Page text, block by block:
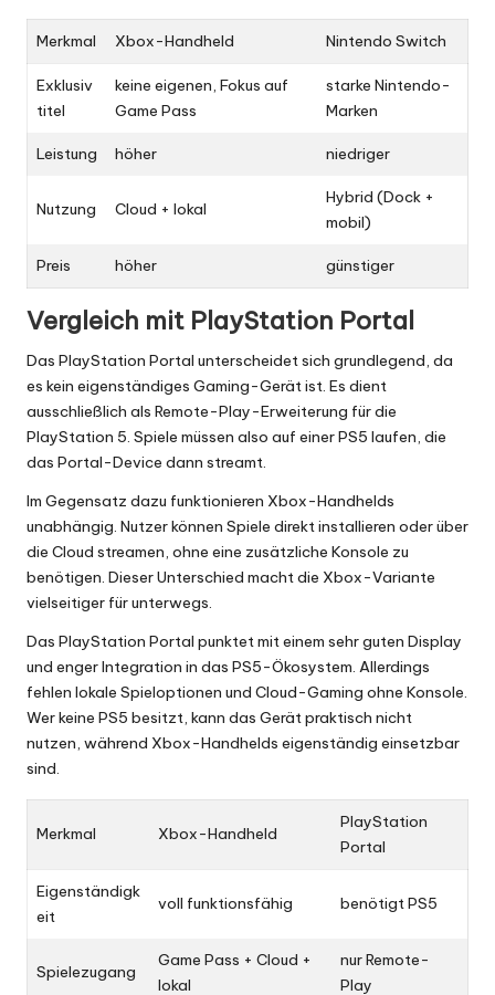
Merkmal Xbox-Handheld Nintendo Switch
Exklusiv
titel
keine eigenen, Fokus auf
Game Pass
starke Nintendo-
Marken
Leistung höher niedriger
Nutzung Cloud + lokal
Hybrid (Dock +
mobil)
Preis höher günstiger
Vergleich mit PlayStation Portal
Das PlayStation Portal unterscheidet sich grundlegend, da
es kein eigenständiges Gaming-Gerät ist. Es dient
ausschließlich als Remote-Play-Erweiterung für die
PlayStation 5. Spiele müssen also auf einer PS5 laufen, die
das Portal-Device dann streamt.
Im Gegensatz dazu funktionieren Xbox-Handhelds
unabhängig. Nutzer können Spiele direkt installieren oder über
die Cloud streamen, ohne eine zusätzliche Konsole zu
benötigen. Dieser Unterschied macht die Xbox-Variante
vielseitiger für unterwegs.
Das PlayStation Portal punktet mit einem sehr guten Display
und enger Integration in das PS5-Ökosystem. Allerdings
fehlen lokale Spieloptionen und Cloud-Gaming ohne Konsole.
Wer keine PS5 besitzt, kann das Gerät praktisch nicht
nutzen, während Xbox-Handhelds eigenständig einsetzbar
sind.
Merkmal Xbox-Handheld
PlayStation
Portal
Eigenständigk
eit
voll funktionsfähig benötigt PS5
Spielezugang
Game Pass + Cloud +
lokal
nur Remote-
Play